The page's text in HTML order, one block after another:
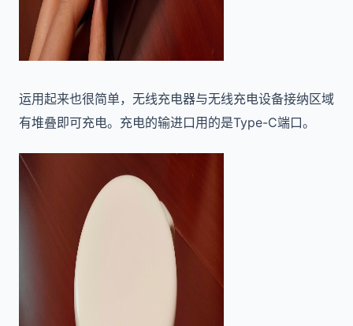
运用起来也很简单，无线充电器与无线充电设备接纳区域
有堆叠即可充电。充电的输进口用的是Type-C端口。